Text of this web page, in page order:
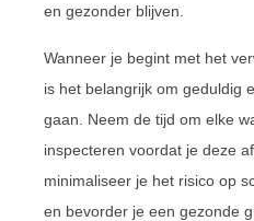
en gezonder blijven.
Wanneer je begint met het
is het belangrijk om geduldig
gaan. Neem de tijd om elke
inspecteren voordat je deze
minimaliseer je het risico op
en bevorder je een gezonde